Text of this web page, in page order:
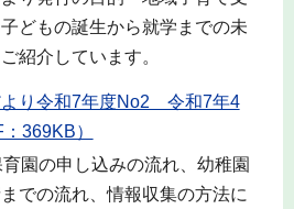
どもの誕生から就学までの未
紹介しています。
り令和7年度No2 令和7年4
369KB）
園の申し込みの流れ、幼稚園
での流れ、情報収集の方法に